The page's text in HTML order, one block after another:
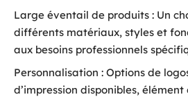
Large éventail de produits : Un
différents matériaux, styles et
aux besoins professionnels
Personnalisation : Options de
d’impression disponibles,